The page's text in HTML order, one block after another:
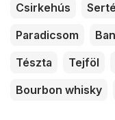
Csirkehús
Paradicsom
Tészta
Tejföl
Bourbon whisky